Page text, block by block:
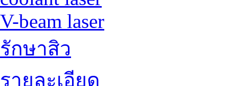
V-beam laser
รักษาสิว
รายละเอียด